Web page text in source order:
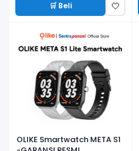
🛒 Beli 🤍
OLIKE Smartwatch META S1